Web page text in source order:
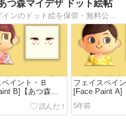
つ森マイデザ ドット絵帖
あつまれどうぶつの森のマイデザインのドット絵を保管・無料公開しています。現在２５０種類程のオリジナルマイデザドット絵とカラーパレットを掲載しています。ドット絵を見ながら、アレンジしたオリジナルデザインをお楽しみいただけます。
イント・Ｂ
B]【あつ森マ
フェイスペイ
[Face Paint A]
イデザ】
5年前